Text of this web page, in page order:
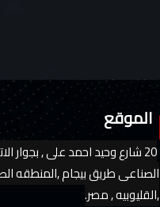
الموقع
20 شارع وحيد احمد على , بجوار
الصناعى طريق بيجام ,المنطقه
,القليوبيه , مصر.